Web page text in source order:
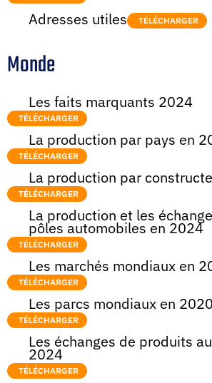
Adresses utiles TÉLÉCHARGER
Monde
Les faits marquants 2024
TÉLÉCHARGER
La production par pays en
TÉLÉCHARGER
La production par
TÉLÉCHARGER
La production et les
pôles automobiles en 2024
TÉLÉCHARGER
Les marchés mondiaux en
TÉLÉCHARGER
Les parcs mondiaux en 2020
TÉLÉCHARGER
Les échanges de produits
2024
TÉLÉCHARGER